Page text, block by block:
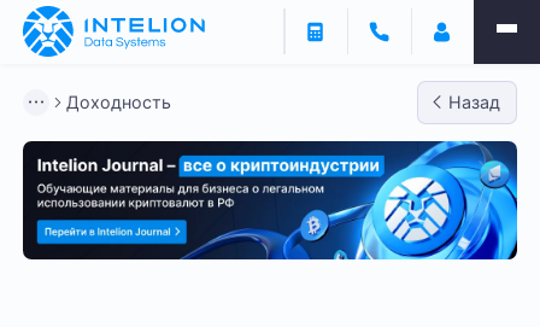
Доходность Назад